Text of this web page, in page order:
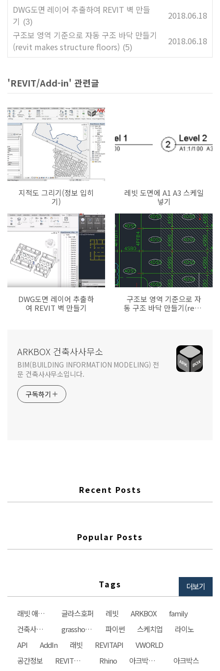
DWG도면 레이어 추출하여 REVIT 벽 만들
기 (3)
2018.06.18
구조보 영역 기준으로 자동 구조 바닥 만들기
(revit makes structure floors) (5)
2018.06.18
'REVIT/Add-in' 관련글
지적도 그리기(정보 입히
기)
레빗 도면에 A1 A3 스케일
넣기
DWG도면 레이어 추출하
여 REVIT 벽 만들기
구조보 영역 기준으로 자
동 구조 바닥 만들기(revit
ARKBOX 건축사사무소
BIM(BUILDING INFORMATION MODELING) 전
문 건축사사무소입니다.
구독하기
Recent Posts
Popular Posts
Tags 더보기
래빗 애드인 글라스호퍼 레빗 ARKBOX
family
건축사사무소
grasshopper 파이썬 스케치업
라이노
API
AddIn 래빗 REVITAPI
VWORLD
공간정보
REVIT자동화 Rhino 아크박스건축사사무소 아크박스